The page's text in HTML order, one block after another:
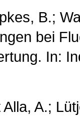
B.;
bei
In:
Alla, A.;